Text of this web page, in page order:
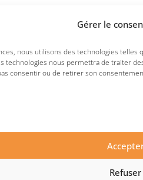
Gérer le
nous utilisons des technologies
technologies nous permettra de traiter
consentir ou de retirer son
Refuser